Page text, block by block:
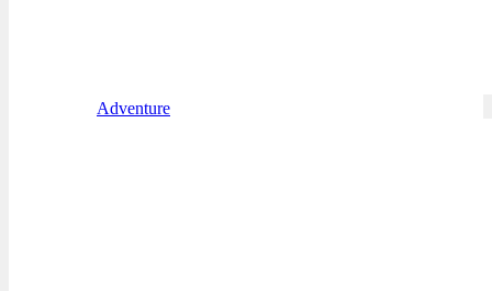
Adventure